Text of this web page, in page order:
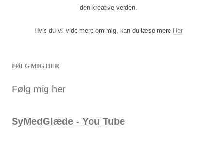
den kreative verden.
Hvis du vil vide mere om mig, kan du læse mere Her
FØLG MIG HER
Følg mig her
SyMedGlæde - You Tube